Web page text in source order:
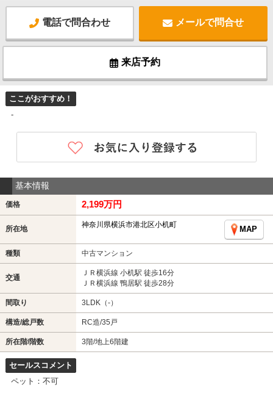
電話で問合わせ メールで問合せ
来店予約
ここがおすすめ！
-
基本情報
価格 2,199万円
所在地 神奈川県横浜市港北区小机町
MAP
種類 中古マンション
交通
ＪＲ横浜線 小机駅 徒歩16分
ＪＲ横浜線 鴨居駅 徒歩28分
間取り 3LDK（-）
構造/総戸数 RC造/35戸
所在階/階数 3階/地上6階建
セールスコメント
ペット：不可